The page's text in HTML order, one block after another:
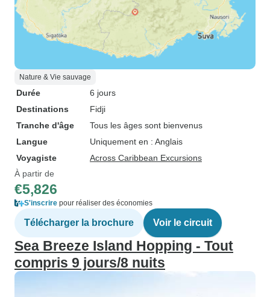
Nature & Vie sauvage
Durée
6 jours
Destinations
Fidji
Tranche d'âge
Tous les âges sont bienvenus
Langue
Uniquement en : Anglais
Voyagiste
Across Caribbean Excursions
À partir de
€5,826
S'inscrire pour réaliser des économies
Télécharger la brochure Voir le circuit
Sea Breeze Island Hopping - Tout
compris 9 jours/8 nuits